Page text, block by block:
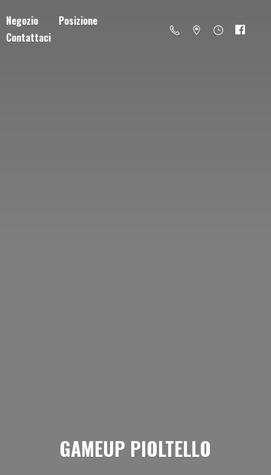
Negozio
Posizione
Contattaci
GAMEUP PIOLTELLO